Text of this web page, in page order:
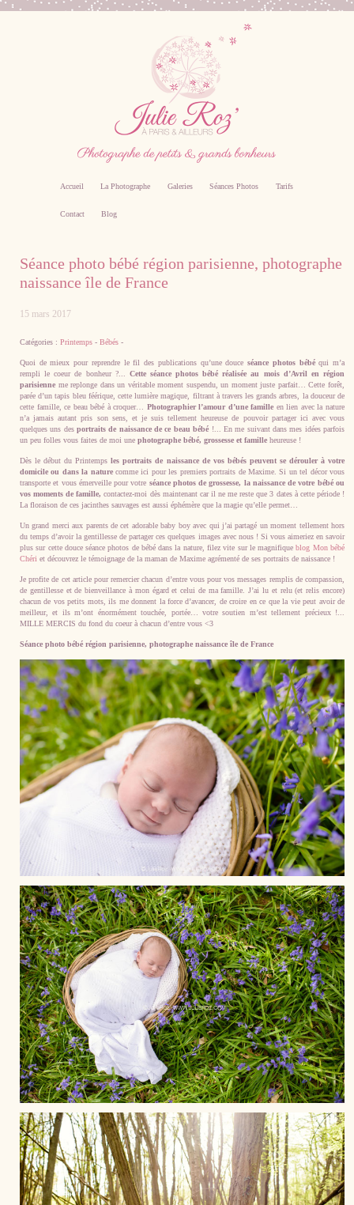
famille, grossesse, femme enceinte sur Paris
Accueil La Photographe Galeries Séances Photos Tarifs
Contact Blog
Séance photo bébé région parisienne, photographe
naissance île de France
15 mars 2017
Catégories : Printemps - Bébés -
Quoi de mieux pour reprendre le fil des publications qu’une douceséance photos bébéqui m’a
rempli le coeur de bonheur ?... Cette séance photos bébé réalisée au mois d’Avril en région
parisienne me replonge dans un véritable moment suspendu, un moment juste parfait… Cette forêt,
parée d’un tapis bleu féérique, cette lumière magique, filtrant à travers les grands arbres, la douceur de
cette famille, ce beau bébé à croquer… Photographier l’amour d’une famille en lien avec la nature
n’a jamais autant pris son sens, et je suis tellement heureuse de pouvoir partager ici avec vous
quelques uns desportraits de naissance de ce beau bébé !... En me suivant dans mes idées parfois
un peu folles vous faites de moi une photographe bébé, grossesse et famille heureuse !
Dès le début du Printemps les portraits de naissance de vos bébés peuvent se dérouler à votre
domicile ou dans la naturecomme ici pour les premiers portraits de Maxime. Si un tel décor vous
transporte et vous émerveille pour votre séance photos de grossesse, la naissance de votre bébé ou
vos moments de famille, contactez-moi dès maintenant car il ne me reste que 3 dates à cette période !
La floraison de ces jacinthes sauvages est aussi éphémère que la magie qu’elle permet…
Un grand merci aux parents de cet adorable baby boy avec qui j’ai partagé un moment tellement hors
du temps d’avoir la gentillesse de partager ces quelques images avec nous ! Si vous aimeriez en savoir
plus sur cette douce séance photos de bébé dans la nature, filez vite sur le magnifiqueblog Mon bébé
Chéri et découvrez le témoignage de la maman de Maxime agrémenté de ses portraits de naissance !
Je profite de cet article pour remercier chacun d’entre vous pour vos messages remplis de compassion,
de gentillesse et de bienveillance à mon égard et celui de ma famille. J’ai lu et relu (et relis encore)
chacun de vos petits mots, ils me donnent la force d’avancer, de croire en ce que la vie peut avoir de
meilleur, et ils m’ont énormément touchée, portée… votre soutien m’est tellement précieux !...
MILLE MERCIS du fond du coeur à chacun d’entre vous <3
Séance photo bébé région parisienne, photographe naissance île de France